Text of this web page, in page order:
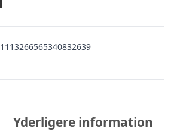
1113266565340832639
Yderligere information